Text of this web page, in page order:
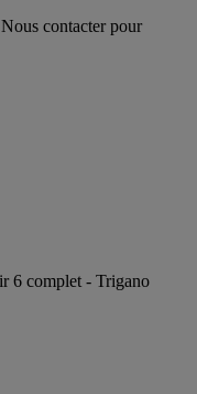
contacter pour
6 complet - Trigano